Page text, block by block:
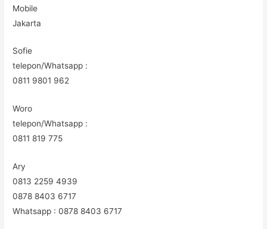
Mobile
Jakarta
Sofie
telepon/Whatsapp :
0811 9801 962
Woro
telepon/Whatsapp :
0811 819 775
Ary
0813 2259 4939
0878 8403 6717
Whatsapp : 0878 8403 6717